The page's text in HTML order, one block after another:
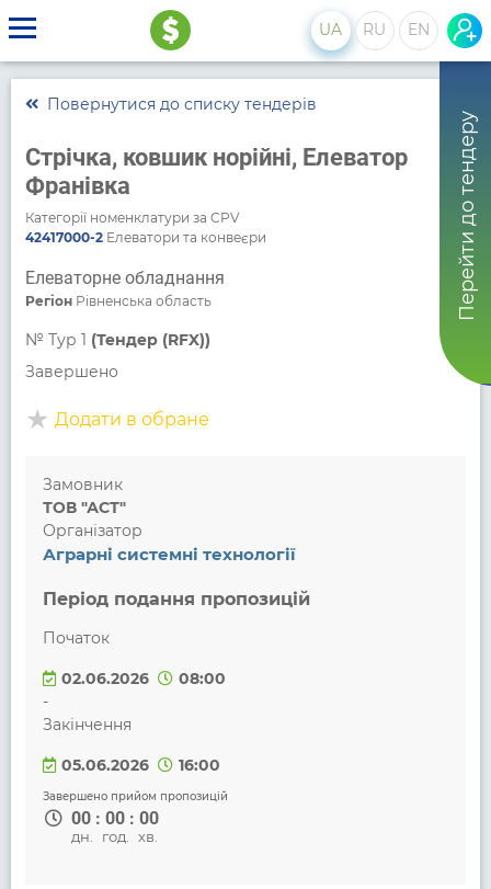
UA RU EN
Перейти до тендеру
Повернутися до списку тендерів
Стрічка, ковшик норійні, Елеватор
Франівка
Категорії номенклатури за CPV
42417000-2Елеватори та конвеєри
Елеваторне обладнання
Регіон Рівненська область
№ Тур 1 (Тендер (RFX))
Завершено
Додати в обране
Замовник
ТОВ "АСТ"
Організатор
Аграрні системні технології
Період подання пропозицій
Початок
02.06.2026
08:00
-
Закінчення
05.06.2026 16:00
Завершено прийом пропозицій
00 : 00 : 00
дн. год. хв.